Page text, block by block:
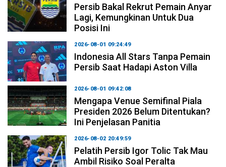
Persib Bakal Rekrut Pemain Anyar
Lagi, Kemungkinan Untuk Dua
Posisi Ini
2026-08-01 09:24:49
Indonesia All Stars Tanpa Pemain
Persib Saat Hadapi Aston Villa
2026-08-01 09:42:08
Mengapa Venue Semifinal Piala
Presiden 2026 Belum Ditentukan?
Ini Penjelasan Panitia
2026-08-02 20:49:59
Pelatih Persib Igor Tolic Tak Mau
Ambil Risiko Soal Peralta